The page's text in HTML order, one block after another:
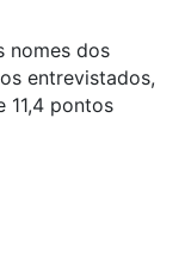
nomes dos
entrevistados,
11,4 pontos